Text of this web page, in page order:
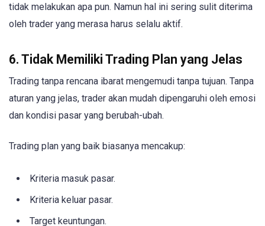
tidak melakukan apa pun. Namun hal ini sering sulit diterima
oleh trader yang merasa harus selalu aktif.
6. Tidak Memiliki Trading Plan yang Jelas
Trading tanpa rencana ibarat mengemudi tanpa tujuan. Tanpa
aturan yang jelas, trader akan mudah dipengaruhi oleh emosi
dan kondisi pasar yang berubah-ubah.
Trading plan yang baik biasanya mencakup:
Kriteria masuk pasar.
Kriteria keluar pasar.
Target keuntungan.